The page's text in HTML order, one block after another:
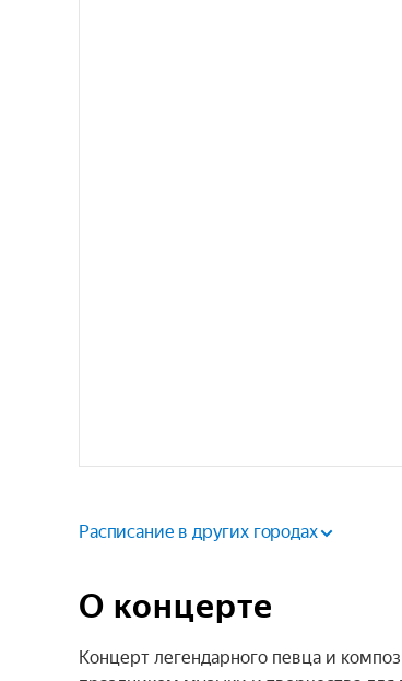
Расписание в других городах
О концерте
Концерт легендарного певца и